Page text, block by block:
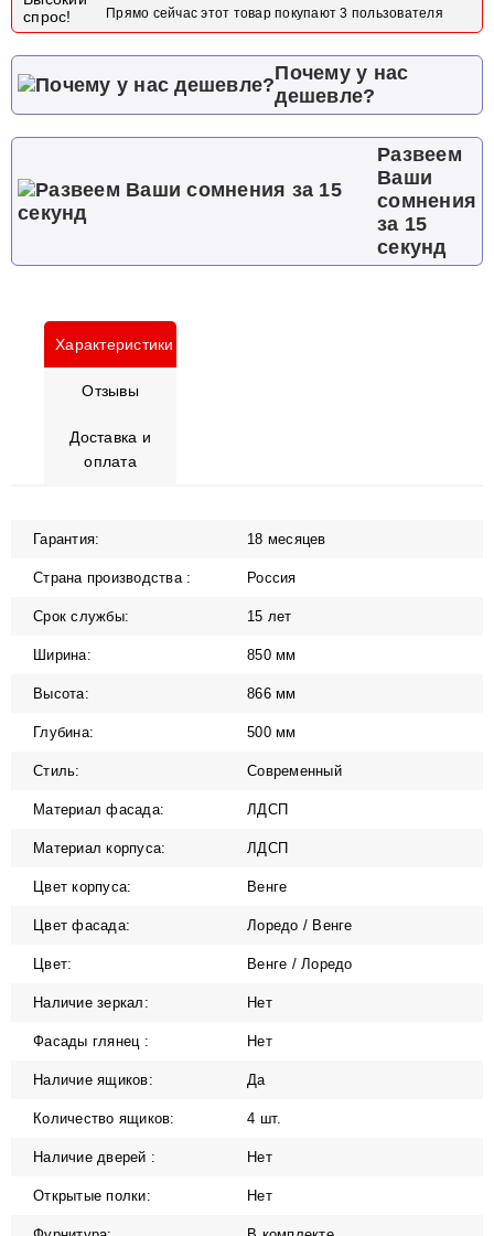
Прямо сейчас этот товар покупают3 пользователя
Почему у нас
дешевле?
Развеем
Ваши
сомнения
за 15
секунд
Характеристики
Отзывы
Доставка и
оплата
Гарантия: 18 месяцев
Страна производства : Россия
Срок службы: 15 лет
Ширина: 850 мм
Высота: 866 мм
Глубина: 500 мм
Стиль: Современный
Материал фасада: ЛДСП
Материал корпуса: ЛДСП
Цвет корпуса: Венге
Цвет фасада: Лоредо / Венге
Цвет: Венге / Лоредо
Наличие зеркал: Нет
Фасады глянец : Нет
Наличие ящиков: Да
Количество ящиков: 4 шт.
Наличие дверей : Нет
Открытые полки: Нет